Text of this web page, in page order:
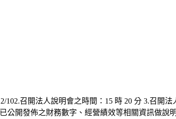
召開法人說明會之時間：15 時 20 分 3.召開
開發佈之財務數字、經營績效等相關資訊做說